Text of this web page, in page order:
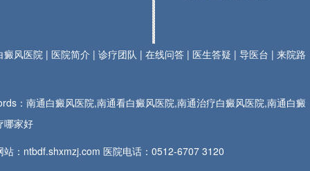
癜风医院 | 医院简介 |诊疗团队 |在线问答 | 医生答疑 |导医台 |来院路
：南通白癜风医院,南通看白癜风医院,南通治疗白癜风医院,南通白癜
哪家好
站：ntbdf.shxmzj.com 医院电话：0512-6707 3120